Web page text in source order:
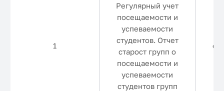
1
Регулярный учет
посещаемости и
успеваемости
студентов. Отчет
старост групп о
посещаемости и
успеваемости
студентов групп